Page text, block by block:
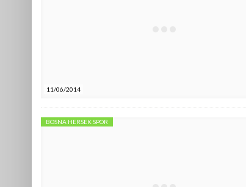
11/06/2014
BOSNA HERSEK SPOR